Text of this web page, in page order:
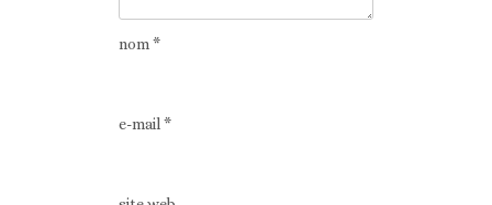
nom*
e-mail*